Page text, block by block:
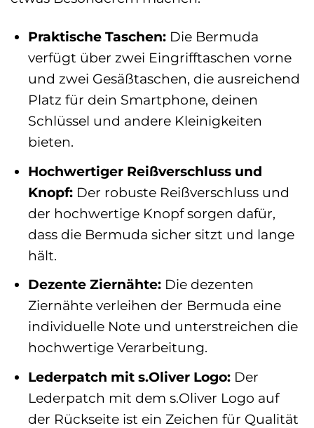
Praktische Taschen:Die Bermuda
verfügt über zwei Eingrifftaschen vorne
und zwei Gesäßtaschen, die ausreichend
Platz für dein Smartphone, deinen
Schlüssel und andere Kleinigkeiten
bieten.
Hochwertiger Reißverschluss und
Knopf:Der robuste Reißverschluss und
der hochwertige Knopf sorgen dafür,
dass die Bermuda sicher sitzt und lange
hält.
Dezente Ziernähte:Die dezenten
Ziernähte verleihen der Bermuda eine
individuelle Note und unterstreichen die
hochwertige Verarbeitung.
Lederpatch mit s.Oliver Logo:Der
Lederpatch mit dem s.Oliver Logo auf
der Rückseite ist ein Zeichen für Qualität